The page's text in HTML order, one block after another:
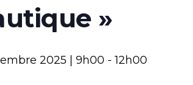
»
2025 | 9h00 -12h00